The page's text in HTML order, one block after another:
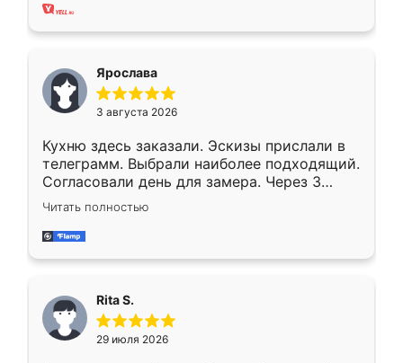
Ярослава
3 августа 2026
Кухню здесь заказали. Эскизы прислали в
телеграмм. Выбрали наиболее подходящий.
Согласовали день для замера. Через 3
недели кухня была уже готова. Остались
довольны работой. Спасибо Ренессанс
мебель за качественную работу!
Читать полностью
Rita S.
29 июля 2026